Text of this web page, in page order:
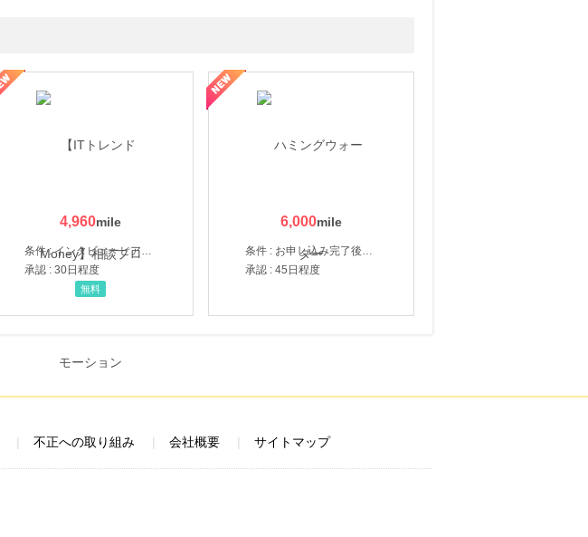
4,960
条件 : インタビューヒアリング完了
承認 : 30日程度
無料
6,000
条件 : お申し込み完了後、決済登録完了と1ヶ月以内のサーバー初回設置。
承認 : 45日程度
不正への取り組み 会社概要 サイトマップ